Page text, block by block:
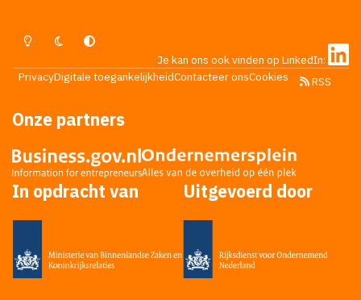
Lichte ModusDonkere ModusSysteemvoorkeur
Je kan ons ook vinden op LinkedIn:
PrivacyDigitale toegankelijkheidContacteer onsCookies RSS
Onze partners
In opdracht van Uitgevoerd door